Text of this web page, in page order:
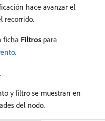
hace avanzar el
recorrido.
ficha Filtros para
.
.
y filtro se muestran en
del nodo.